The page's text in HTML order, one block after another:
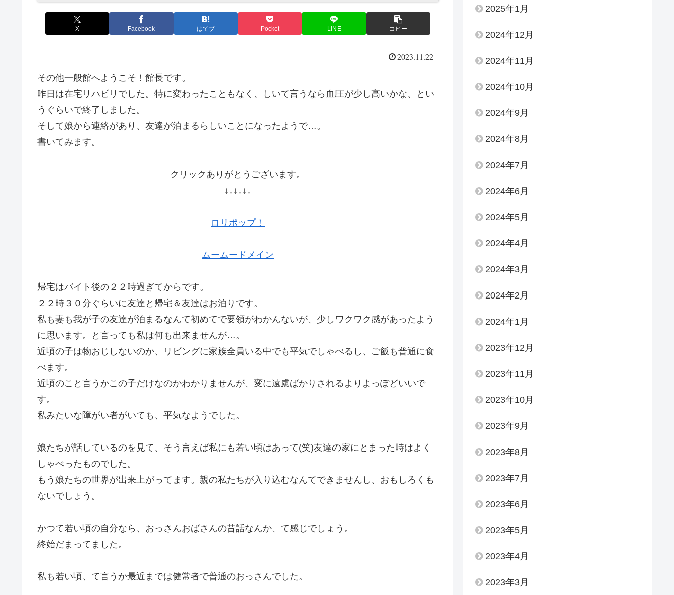
X Facebook はてブ Pocket LINE コピー
2023.11.22
その他一般館へようこそ！館長です。
昨日は在宅リハビリでした。特に変わったこともなく、しいて言うなら血圧が少し高いかな、とい
うぐらいで終了しました。
そして娘から連絡があり、友達が泊まるらしいことになったようで…。
書いてみます。
クリックありがとうございます。
↓↓↓↓↓↓
ロリポップ！
ムームードメイン
帰宅はバイト後の２２時過ぎてからです。
２２時３０分ぐらいに友達と帰宅＆友達はお泊りです。
私も妻も我が子の友達が泊まるなんて初めてで要領がわかんないが、少しワクワク感があったよう
に思います。と言っても私は何も出来ませんが…。
近頃の子は物おじしないのか、リビングに家族全員いる中でも平気でしゃべるし、ご飯も普通に食
べます。
近頃のこと言うかこの子だけなのかわかりませんが、変に遠慮ばかりされるよりよっぽどいいで
す。
私みたいな障がい者がいても、平気なようでした。
娘たちが話しているのを見て、そう言えば私にも若い頃はあって(笑)友達の家にとまった時はよく
しゃべったものでした。
もう娘たちの世界が出来上がってます。親の私たちが入り込むなんてできませんし、おもしろくも
ないでしょう。
かつて若い頃の自分なら、おっさんおばさんの昔話なんか、て感じでしょう。
終始だまってました。
私も若い頃、て言うか最近までは健常者で普通のおっさんでした。
2025年1月
2024年12月
2024年11月
2024年10月
2024年9月
2024年8月
2024年7月
2024年6月
2024年5月
2024年4月
2024年3月
2024年2月
2024年1月
2023年12月
2023年11月
2023年10月
2023年9月
2023年8月
2023年7月
2023年6月
2023年5月
2023年4月
2023年3月